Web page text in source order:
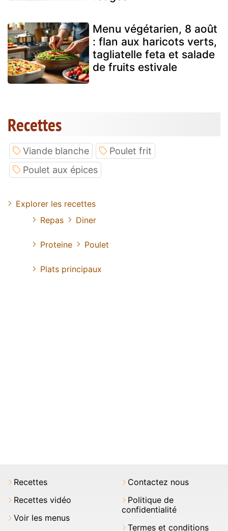
Menu végétarien, 8 août
: flan aux haricots verts,
tagliatelle feta et salade
de fruits estivale
Recettes
Viande blanche
Poulet frit
Poulet aux épices
Explorer les recettes
Repas
Diner
Proteine Poulet
Plats principaux
Recettes
Recettes vidéo
Voir les menus
Contactez nous
Politique de
confidentialité
Termes et conditions